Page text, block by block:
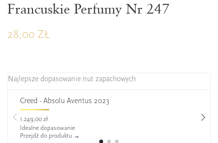
Francuskie Perfumy Nr 247
28,00 ZŁ
Najlepsze dopasowanie nut zapachowych
Creed - Absolu Aventus 2023
1.249,00 zł
Idealne dopasowanie
Przejdź do produktu →